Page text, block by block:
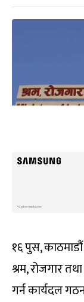
१६ पुस,
श्रम, रोजगार
गर्न कार्यदल